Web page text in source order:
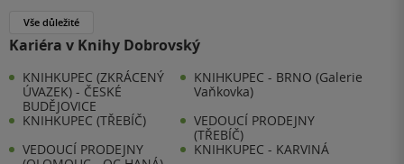
Vše důležité
Kariéra v Knihy Dobrovský
KNIHKUPEC (ZKRÁCENÝ
ÚVAZEK) - ČESKÉ
BUDĚJOVICE
KNIHKUPEC - BRNO (Galerie
Vaňkovka)
KNIHKUPEC (TŘEBÍČ)
VEDOUCÍ PRODEJNY
(TŘEBÍČ)
VEDOUCÍ PRODEJNY
KNIHKUPEC - KARVINÁ